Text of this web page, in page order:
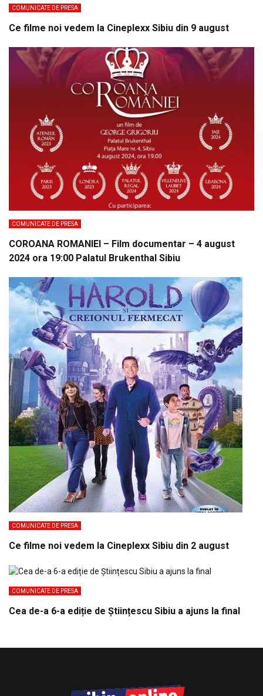
COMUNICATE DE PRESA
Ce filme noi vedem la Cineplexx Sibiu din 9 august
COMUNICATE DE PRESA
COROANA ROMANIEI – Film documentar – 4 august
2024 ora 19:00 Palatul Brukenthal Sibiu
COMUNICATE DE PRESA
Ce filme noi vedem la Cineplexx Sibiu din 2 august
COMUNICATE DE PRESA
Cea de-a 6-a ediție de Științescu Sibiu a ajuns la final